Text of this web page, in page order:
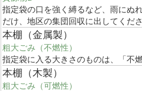
指定袋の口を強く縛るなど、雨にぬ
だけ、地区の集団回収に出してくださ
本棚（金属製）
粗大ごみ（不燃性）
指定袋に入る大きさのものは、「不
本棚（木製）
粗大ごみ（可燃性）